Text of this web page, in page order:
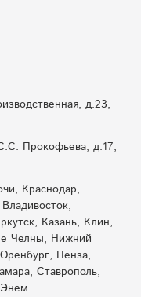
д.23,
Прокофьева, д.17,
Краснодар,
Казань, Клин,
Челны, Нижний
Пенза,
Ставрополь,